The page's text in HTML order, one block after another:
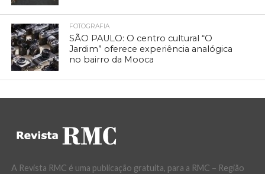
FOTOGRAFIA
SÃO PAULO: O centro cultural “O
Jardim” oferece experiência analógica
no bairro da Mooca
A Revista RMC é uma publicação gratuita, para a RMC – Região